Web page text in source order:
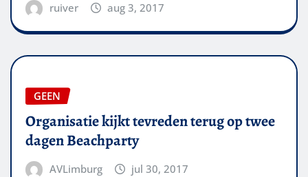
ruiver aug 3, 2017
GEEN
Organisatie kijkt tevreden terug op twee
dagen Beachparty
AVLimburg jul 30, 2017